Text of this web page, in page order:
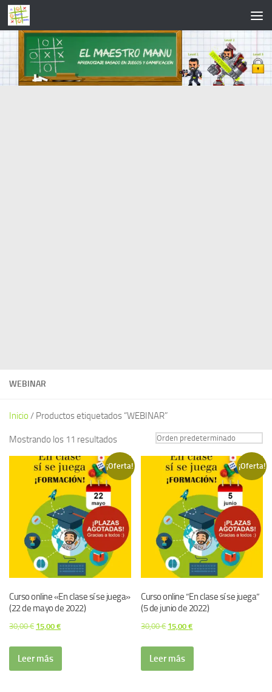
Saltar al contenido
WEBINAR
Inicio / Productos etiquetados “WEBINAR”
Mostrando los 11 resultados
¡Oferta!
Curso online «En clase sí se juega»
(22 de mayo de 2022)
30,00€ El
original
era:
15,00 €El
es:
Leer más
¡Oferta!
Curso online “En clase sí se juega”
(5 de junio de 2022)
30,00€ El
original
era:
15,00€El
es:
Leer más